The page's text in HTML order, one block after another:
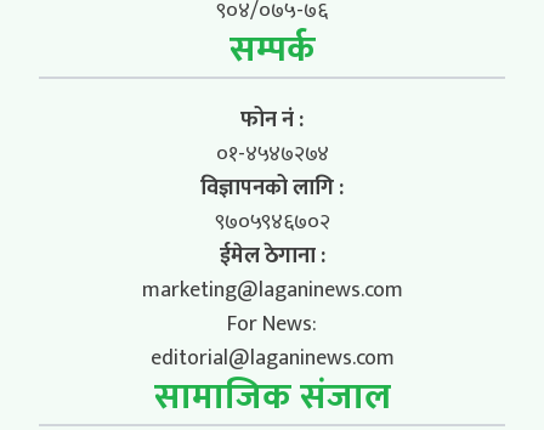
९०४/०७५-७६
सम्पर्क
फोन नं :
०१-४५४७२७४
विज्ञापनको लागि :
९७०५९४६७०२
ईमेल ठेगाना :
marketing@laganinews.com
For News:
editorial@laganinews.com
सामाजिक संजाल